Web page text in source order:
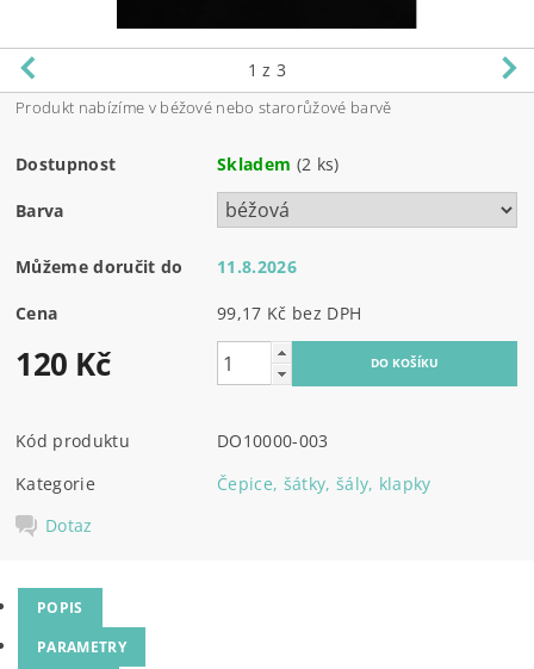
1 z 3
Produkt nabízíme v béžové nebo starorůžové barvě
Dostupnost Skladem (2 ks)
Barva
Můžeme doručit do 11.8.2026
Cena 99,17 Kč bez DPH
120 Kč
Kód produktu
DO10000-003
Kategorie
Čepice, šátky, šály, klapky
Dotaz
POPIS
PARAMETRY